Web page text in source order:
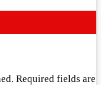
Required fields are